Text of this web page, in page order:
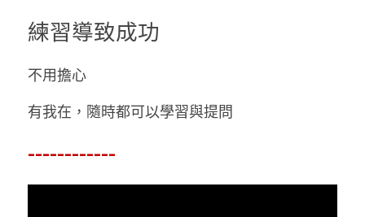
練習導致成功
不用擔心
有我在，隨時都可以學習與提問
------------